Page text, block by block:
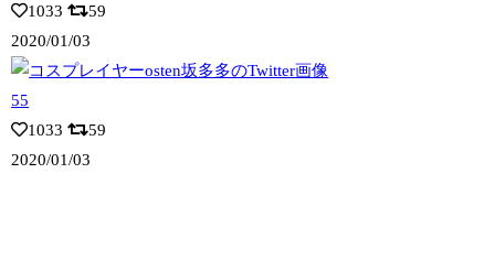
1033
59
2020/01/03
1033
59
2020/01/03